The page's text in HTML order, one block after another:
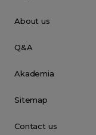
About us
Q&A
Akademia
Sitemap
Contact us